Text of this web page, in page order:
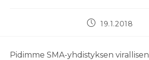
Artikkeli
19.1.2018
Pidimme SMA-yhdistyksen virallisen